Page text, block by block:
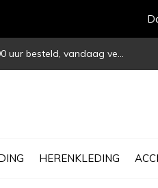
HERENKLEDING
besteld, vandaag verstuurd